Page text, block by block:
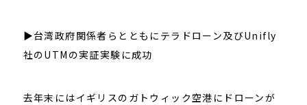
▶台湾政府関係者らとともにテラドローン及びUnifly
社のUTMの実証実験に成功
去年末にはイギリスのガトウィック空港にドローンが